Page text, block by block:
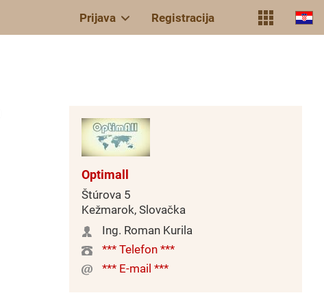
Prijava Registracija
Optimall
Štúrova 5
Kežmarok, Slovačka
Ing. Roman Kurila
*** Telefon ***
*** E-mail ***